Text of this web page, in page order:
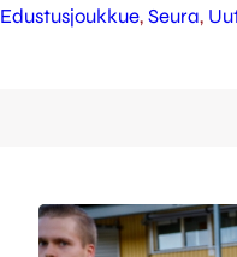
Edustusjoukkue, Seura,